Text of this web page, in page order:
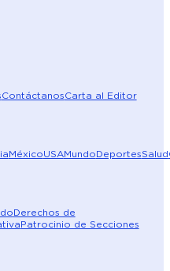
ContáctanosCarta al Editor
MéxicoUSAMundoDeportesSalud
Derechos de
Patrocinio de Secciones